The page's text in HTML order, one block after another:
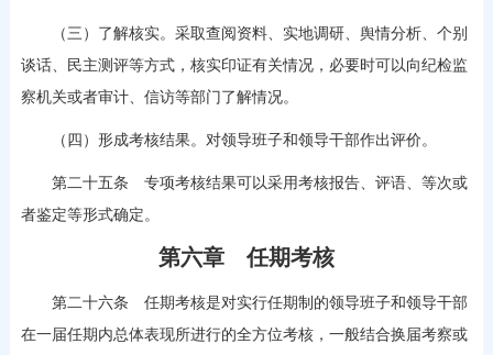
（三）了解核实。采取查阅资料、实地调研、舆情分析、个别
谈话、民主测评等方式，核实印证有关情况，必要时可以向纪检监
察机关或者审计、信访等部门了解情况。
（四）形成考核结果。对领导班子和领导干部作出评价。
第二十五条 专项考核结果可以采用考核报告、评语、等次或
者鉴定等形式确定。
第六章 任期考核
第二十六条 任期考核是对实行任期制的领导班子和领导干部
在一届任期内总体表现所进行的全方位考核，一般结合换届考察或